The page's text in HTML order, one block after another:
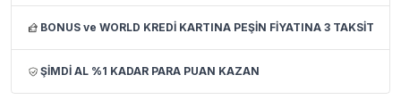
BONUS ve WORLD KREDİ KARTINA PEŞİN FİYATINA 3 TAKSİT
ŞİMDİ AL %1 KADAR PARA PUAN KAZAN